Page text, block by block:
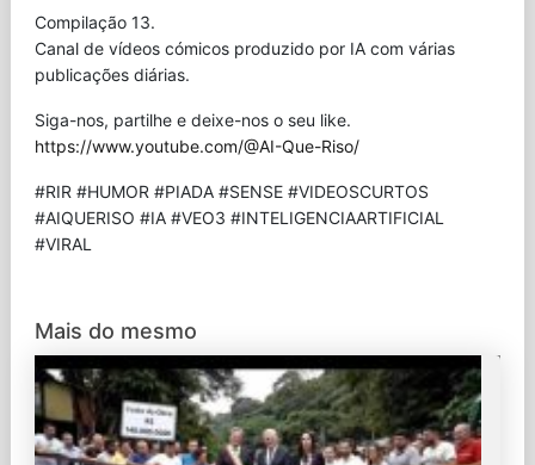
Compilação 13.
Canal de vídeos cómicos produzido por IA com várias
publicações diárias.
Siga-nos, partilhe e deixe-nos o seu like.
https://www.youtube.com/@AI-Que-Riso/
#RIR #HUMOR #PIADA #SENSE #VIDEOSCURTOS
#AIQUERISO #IA #VEO3 #INTELIGENCIAARTIFICIAL
#VIRAL
Mais do mesmo